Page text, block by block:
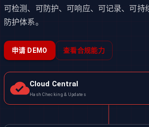
可检测、可防护、可响应、可记录、可持
防护体系。
申请 DEMO 查看合规能力
Cloud Central
Hash Checking & Updates